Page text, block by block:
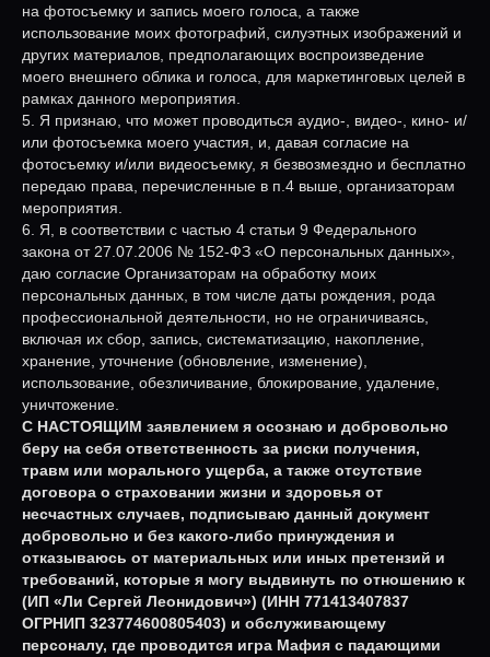
на фотосъемку и запись моего голоса, а также
использование моих фотографий, силуэтных изображений и
других материалов, предполагающих воспроизведение
моего внешнего облика и голоса, для маркетинговых целей в
рамках данного мероприятия.
5. Я признаю, что может проводиться аудио-, видео-, кино- и/
или фотосъемка моего участия, и, давая согласие на
фотосъемку и/или видеосъемку, я безвозмездно и бесплатно
передаю права, перечисленные в п.4 выше, организаторам
мероприятия.
6. Я, в соответствии с частью 4 статьи 9 Федерального
закона от 27.07.2006 № 152-ФЗ «О персональных данных»,
даю согласие Организаторам на обработку моих
персональных данных, в том числе даты рождения, рода
профессиональной деятельности, но не ограничиваясь,
включая их сбор, запись, систематизацию, накопление,
хранение, уточнение (обновление, изменение),
использование, обезличивание, блокирование, удаление,
уничтожение.
С НАСТОЯЩИМ заявлением я осознаю и добровольно
беру на себя ответственность за риски получения,
травм или морального ущерба, а также отсутствие
договора о страховании жизни и здоровья от
несчастных случаев, подписываю данный документ
добровольно и без какого-либо принуждения и
отказываюсь от материальных или иных претензий и
требований, которые я могу выдвинуть по отношению к
(ИП «Ли Сергей Леонидович») (ИНН 771413407837
ОГРНИП 323774600805403) и обслуживающему
персоналу, где проводится игра Мафия с падающими